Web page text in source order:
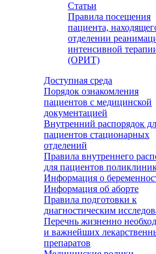
Статьи
Правила посещения
пациента,
отделении
интенсивной
(ОРИТ)
Доступная среда
Порядок ознакомления
пациентов с медицинской
документацией
Внутренний распорядок
пациентов стационарных
отделений
Правила внутреннего
для пациентов
Информация о
Информация об аборте
Правила подготовки к
диагностическим
Перечнь жизненно
и важнейших
препаратов